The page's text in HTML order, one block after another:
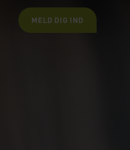
MELD DIG IND